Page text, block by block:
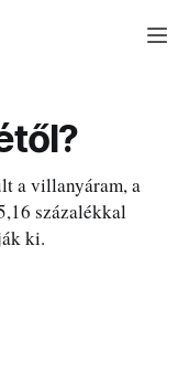
a villanyáram, a
százalékkal
ki.